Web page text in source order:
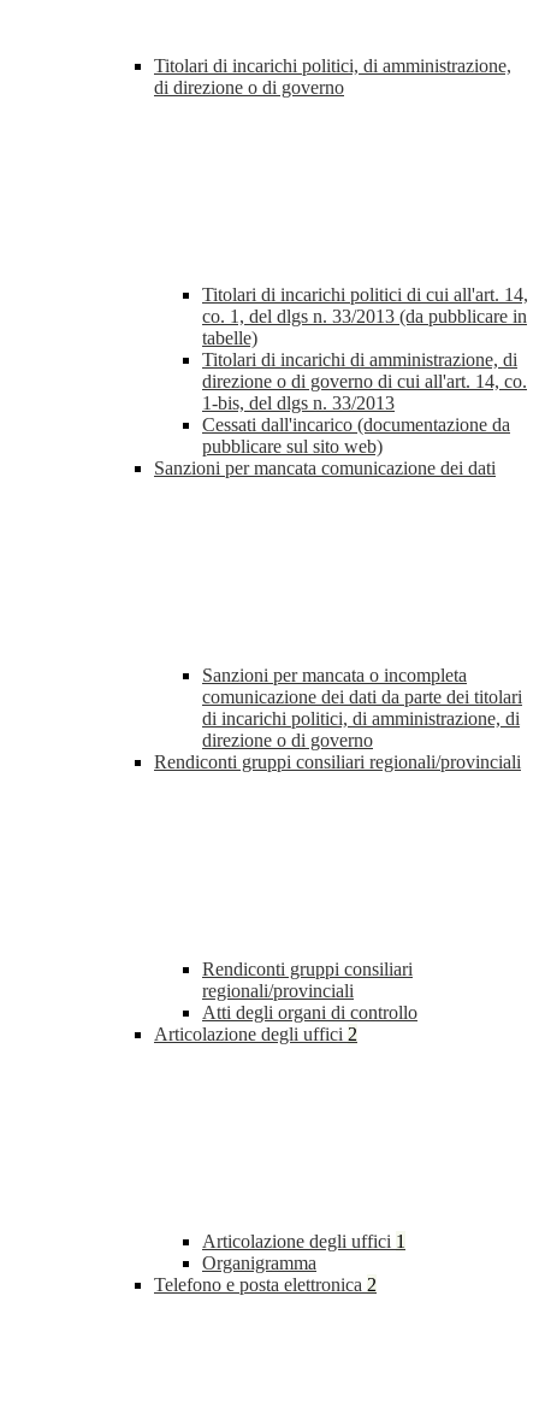
Titolari di incarichi politici, di amministrazione,
di direzione o di governo
Titolari di incarichi politici di cui all'art. 14,
co. 1, del dlgs n. 33/2013 (da pubblicare in
tabelle)
Titolari di incarichi di amministrazione, di
direzione o di governo di cui all'art. 14, co.
1-bis, del dlgs n. 33/2013
Cessati dall'incarico (documentazione da
pubblicare sul sito web)
Sanzioni per mancata comunicazione dei dati
Sanzioni per mancata o incompleta
comunicazione dei dati da parte dei titolari
di incarichi politici, di amministrazione, di
direzione o di governo
Rendiconti gruppi consiliari regionali/provinciali
Rendiconti gruppi consiliari
regionali/provinciali
Atti degli organi di controllo
Articolazione degli uffici 2
Articolazione degli uffici 1
Organigramma
Telefono e posta elettronica 2